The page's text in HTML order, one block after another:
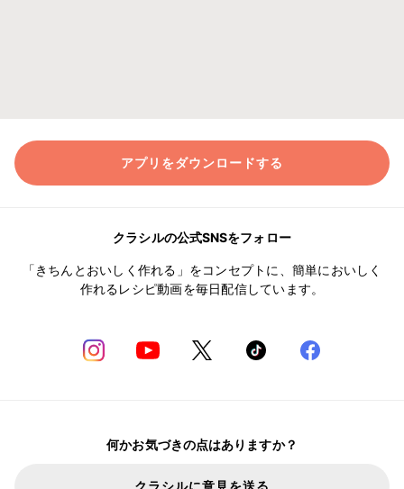
アプリをダウンロードする
クラシルの公式SNSをフォロー
「きちんとおいしく作れる」をコンセプトに、簡単においしく
作れるレシピ動画を毎日配信しています。
何かお気づきの点はありますか？
クラシルに意見を送る